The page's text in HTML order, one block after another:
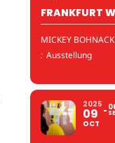
FRANKFURT
MICKEY
: Ausstellung
2025
09
OCT